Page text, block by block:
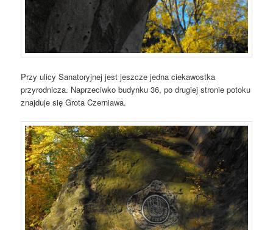
Przy ulicy Sanatoryjnej jest jeszcze jedna ciekawostka
przyrodnicza. Naprzeciwko budynku 36, po drugiej stronie potoku
znajduje się Grota Czerniawa.